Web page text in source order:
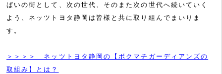
ぱいの街として、次の世代、そのまた次の世代へ続いていく
よう、ネッツトヨタ静岡は皆様と共に取り組んでまいりま
す。
＞＞＞＞ ネッツトヨタ静岡の【ボクマチガーディアンズの
取組み】とは？